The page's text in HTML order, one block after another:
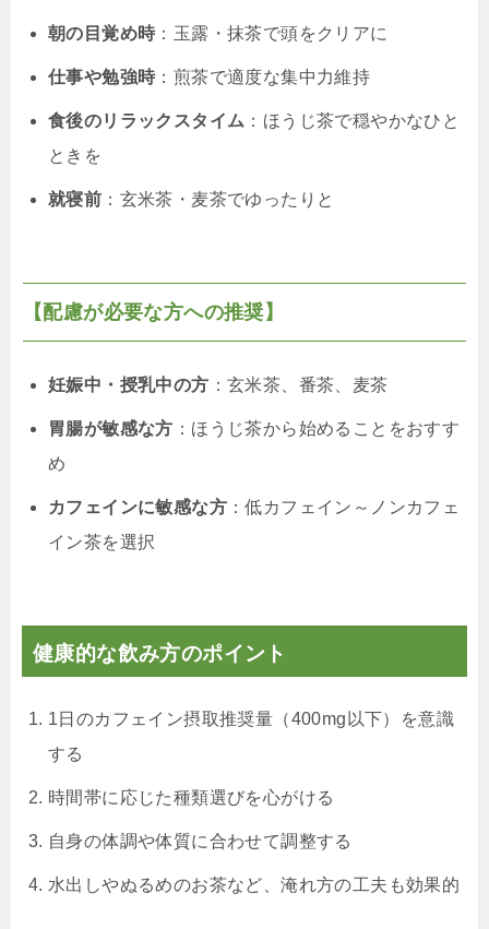
朝の目覚め時：玉露・抹茶で頭をクリアに
仕事や勉強時：煎茶で適度な集中力維持
食後のリラックスタイム ：ほうじ茶で穏やかなひと
ときを
就寝前 ：玄米茶・麦茶でゆったりと
【配慮が必要な方への推奨】
妊娠中・授乳中の方 ：玄米茶、番茶、麦茶
胃腸が敏感な方 ：ほうじ茶から始めることをおすす
め
カフェインに敏感な方 ：低カフェイン～ノンカフェ
イン茶を選択
健康的な飲み方のポイント
1日のカフェイン摂取推奨量（400mg以下）を意識
する
時間帯に応じた種類選びを心がける
自身の体調や体質に合わせて調整する
水出しやぬるめのお茶など、淹れ方の工夫も効果的